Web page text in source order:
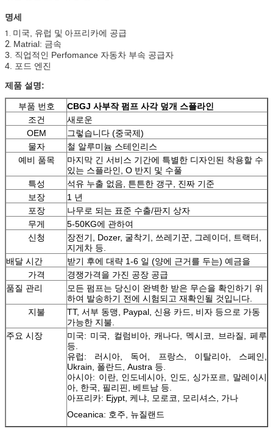
명세
1. 미국, 유럽 및 아프리카에 공급
2. Matrial: 금속
3. 직업적인 Perfomance 자동차 부속 공급자
4. 포드 엔진
제품 설명:
부품 번호
CBGJ 사부작 펌프 사각 덮개 스플라인
조건
새로운
OEM
그렇습니다 (중국제)
물자
철 알루미늄 스테인리스
예비 품목
마지막 긴 서비스 기간에 특별한 디자인된 착용할 수
있는 스플라인, O 반지 및 수풀
특성
석유 누출 없음, 튼튼한 갱구, 진짜 기준
보장
1 년
포장
나무로 되는 표준 수출/판지 상자
무게
5-50KG에 관하여
신청
장전기, Dozer, 굴착기, 쓰레기꾼, 그레이더, 트랙터,
지게차 등.
배달 시간
받기 후에 대략 1-6 일 (양에 근거를 두는) 예금을
가격
경쟁가격을 가진 공장 공급
품질 관리
모든 펌프는 당신이 완벽한 받은 무슨을 확인하기 위
하여 발송하기 전에 시험되고 재확인될 것입니다.
지불
TT, 서부 동맹, Paypal, 신용 카드, 비자 등으로 가동
가능한 지불.
주요 시장
미국: 미국, 컬럼비아, 캐나다, 멕시코, 브라질, 페루
등.
유럽: 러시아, 독어, 프랑스, 이탈리아, 스페인,
Ukrain, 폴란드, Austra 등.
아시아: 이란, 인도네시아, 인도, 싱가포르, 말레이시
아, 한국, 필리핀, 베트남 등.
아프리카: Ejypt, 케냐, 모로코, 모리셔스, 가나
Oceanica: 호주, 뉴질랜드